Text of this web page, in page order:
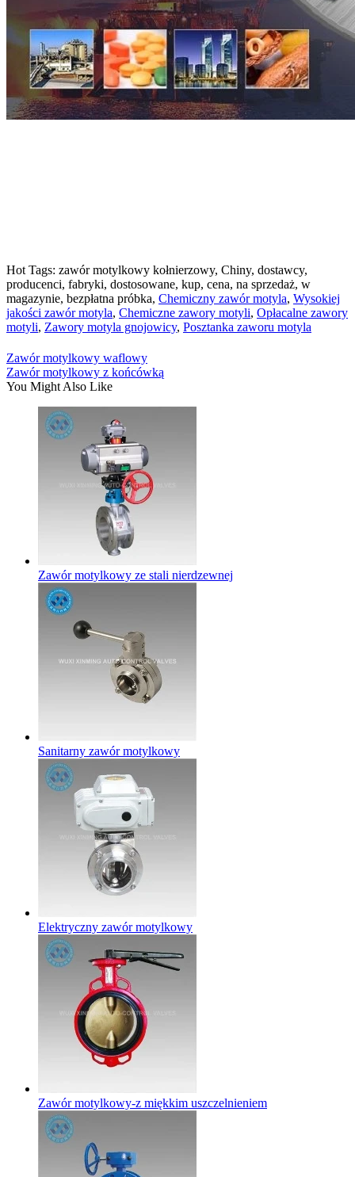
Hot Tags: zawór motylkowy kołnierzowy, Chiny, dostawcy,
producenci, fabryki, dostosowane, kup, cena, na sprzedaż, w
magazynie, bezpłatna próbka, Chemiczny zawór motyla, Wysokiej
jakości zawór motyla, Chemiczne zawory motyli, Opłacalne zawory
motyli, Zawory motyla gnojowicy, Posztanka zaworu motyla
Zawór motylkowy waflowy
Zawór motylkowy z końcówką
You Might Also Like
Zawór motylkowy ze stali nierdzewnej
Sanitarny zawór motylkowy
Elektryczny zawór motylkowy
Zawór motylkowy-z miękkim uszczelnieniem